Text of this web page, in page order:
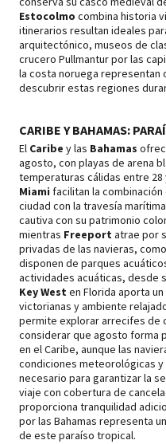
Estocolmo combina historia
itinerarios resultan ideales
arquitectónico, museos de
crucero Pullmantur por las
la costa noruega representan
descubrir estas regiones
CARIBE Y BAHAMAS:
El Caribe y las Bahamas
agosto, con playas de arena
temperaturas cálidas entre 28
Miami facilitan la
ciudad con la travesía
cautiva con su patrimonio
mientras Freeport atrae por
privadas de las navieras, como
disponen de parques
actividades acuáticas, desde
Key West en Florida aporta
victorianas y ambiente
permite explorar arrecifes de
considerar que agosto forma
en el Caribe, aunque las
condiciones meteorológicas
necesario para garantizar la
viaje con cobertura de
proporciona tranquilidad
por las Bahamas representa
de este paraíso tropical.